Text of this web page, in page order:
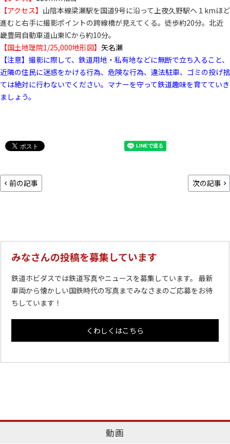
【アクセス】 山陰本線梁瀬駅を国道9号に沿って上夜久野駅へ１kmほど
進むと右手に撮影ポイントの跨線橋が見えてくる。徒歩約20分。北近
畿豊岡自動車道山東ICから約10分。
【国土地理院1/25,000地形図】 矢名瀬
【注意】撮影に際して、鉄道用地・私有地などに無断で立ち入ること、
近隣の住民に迷惑をかける行為、危険な行為、違法駐車、ゴミの投げ捨
ては絶対に行わないでください。マナーを守って鉄道趣味を育てていき
ましょう。
前の記事 次の記事
みなさんの投稿を募集しています
鉄道ホビダスでは鉄道写真やニュースを募集しています。 最新
車両から懐かしい国鉄時代の写真までみなさまのご応募をお待
ちしています！
くわしくはこちら
動画